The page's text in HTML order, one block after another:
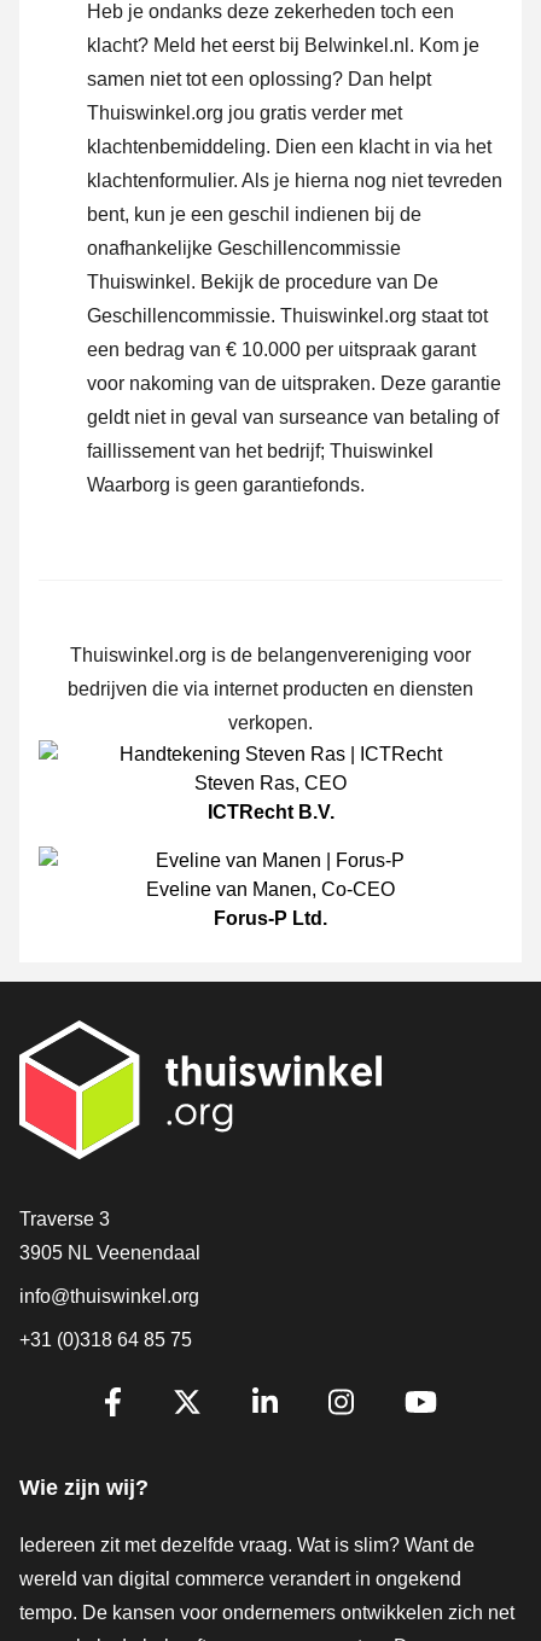
Heb je ondanks deze zekerheden toch een
klacht? Meld het eerst bij Belwinkel.nl. Kom je
samen niet tot een oplossing? Dan helpt
Thuiswinkel.org jou gratis verder met
klachtenbemiddeling. Dien een klacht in via het
klachtenformulier. Als je hierna nog niet tevreden
bent, kun je een geschil indienen bij de
onafhankelijke Geschillencommissie
Thuiswinkel. Bekijk de procedure van De
Geschillencommissie. Thuiswinkel.org staat tot
een bedrag van € 10.000 per uitspraak garant
voor nakoming van de uitspraken. Deze garantie
geldt niet in geval van surseance van betaling of
faillissement van het bedrijf; Thuiswinkel
Waarborg is geen garantiefonds.
Thuiswinkel.org is de belangenvereniging voor
bedrijven die via internet producten en diensten
verkopen.
Steven Ras, CEO
ICTRecht B.V.
Eveline van Manen, Co-CEO
Forus-P Ltd.
Contact
Traverse 3
3905 NL Veenendaal
info@thuiswinkel.org
+31 (0)318 64 85 75
Volg je ons al?
Wie zijn wij?
Iedereen zit met dezelfde vraag. Wat is slim? Want de
wereld van digital commerce verandert in ongekend
tempo. De kansen voor ondernemers ontwikkelen zich net